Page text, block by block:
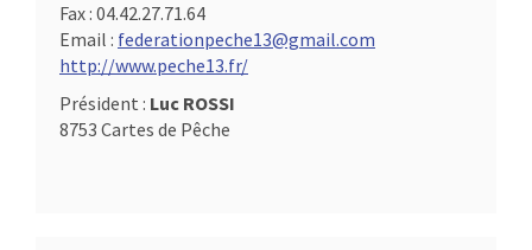
Fax : 04.42.27.71.64
Email : federationpeche13@gmail.com
http://www.peche13.fr/
Président : Luc ROSSI
8753 Cartes de Pêche